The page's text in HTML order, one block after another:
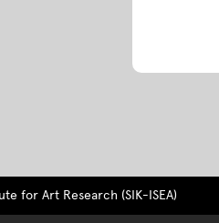
for Art Research (SIK-ISEA)